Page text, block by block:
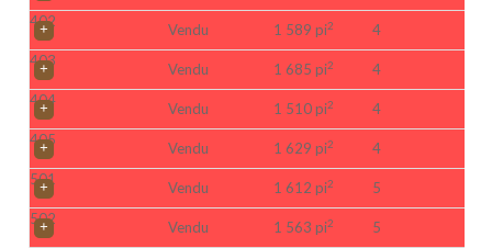
402
Vendu 1 589 pi2
4
403
Vendu 1 685 pi2
4
404
Vendu 1 510 pi2
4
405
Vendu 1 629 pi2
4
501
Vendu 1 612 pi2
5
502
Vendu 1 563 pi2
5